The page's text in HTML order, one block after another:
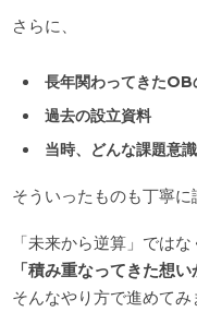
さらに、
長年関わってきたOB
過去の設立資料
当時、どんな課題意
そういったものも丁寧に
「未来から逆算」ではな
「積み重なってきた想
そんなやり方で進めてみ